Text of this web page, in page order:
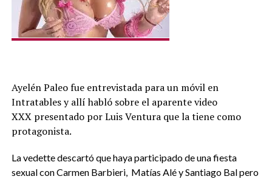
Ayelén Paleo fue entrevistada para un móvil en
Intratables y allí habló sobre el aparente video
XXX presentado por Luis Ventura que la tiene como
protagonista.
La vedette descartó que haya participado de una fiesta
sexual con Carmen Barbieri, Matías Alé y Santiago Bal pero